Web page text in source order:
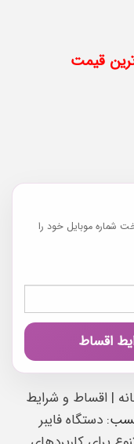
قیمت
موبایل خود را
اقساط
| اقساط و شرایط
دستگاه فایبر